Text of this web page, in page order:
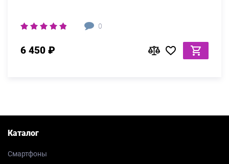
0
6 450 ₽
Каталог
Смартфоны